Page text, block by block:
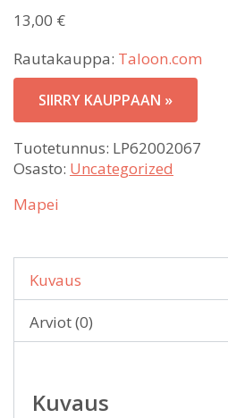
13,00 €
Rautakauppa: Taloon.com
SIIRRY KAUPPAAN »
Tuotetunnus: LP62002067
Osasto: Uncategorized
Mapei
Kuvaus
Arviot (0)
Kuvaus